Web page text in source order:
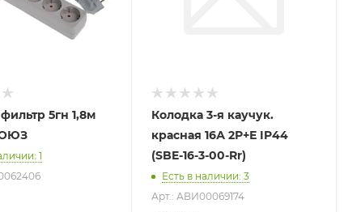
5гн 1,8м
: 1
Колодка 3-я каучук.
красная 16А 2Р+Е IP44
(SBE-16-3-00-Rr)
Есть в наличии: 3
Арт.: АВИ00069174